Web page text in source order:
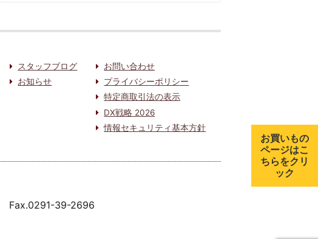
スタッフブログ
お知らせ
お問い合わせ
プライバシーポリシー
特定商取引法の表示
DX戦略 2026
情報セキュリティ基本方針
Fax.0291-39-2696
お買いもの
ページはこ
ちらをクリ
ック